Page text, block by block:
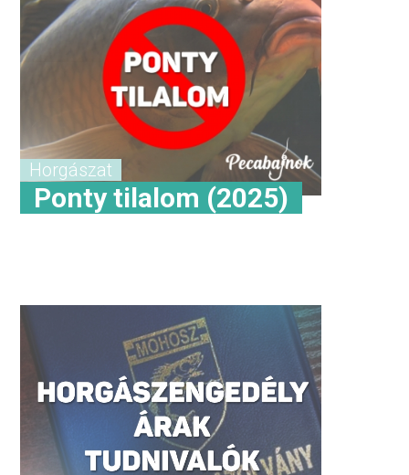
Horgászat
Ponty tilalom (2025)